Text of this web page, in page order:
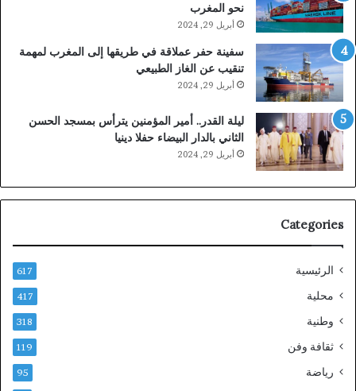
نحو المغرب
أبريل 29, 2024
سفينة حفر عملاقة في طريقها إلى المغرب لمهمة
تنقيب عن الغاز الطبيعي
أبريل 29, 2024
ليلة القدر.. أمير المؤمنين يترأس بمسجد الحسن
الثاني بالدار البيضاء حفلا دينيا
أبريل 29, 2024
Categories
الرئيسية 617
محلية 417
وطنية 318
ثقافة وفن 119
رياضة 95